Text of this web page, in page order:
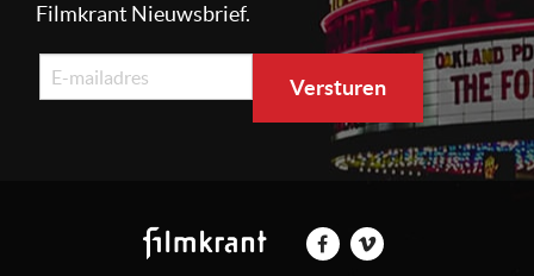
Filmkrant Nieuwsbrief.